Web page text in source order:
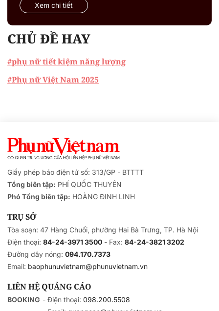
Xem chi tiết
CHỦ ĐỀ HAY
#phụ nữ tiết kiệm năng lượng
#Phụ nữ Việt Nam 2025
Giấy phép báo điện tử số: 313/GP - BTTTT
Tổng biên tập: PHÍ QUỐC THUYÊN
Phó Tổng biên tập: HOÀNG ĐINH LINH
TRỤ SỞ
Tòa soạn: 47 Hàng Chuối, phường Hai Bà Trưng, TP. Hà Nội
Điện thoại: 84-24-3971 3500 - Fax: 84-24-3821 3202
Đường dây nóng: 094.170.7373
Email: baophunuvietnam@phunuvietnam.vn
LIÊN HỆ QUẢNG CÁO
BOOKING - Điện thoại: 098.200.5508